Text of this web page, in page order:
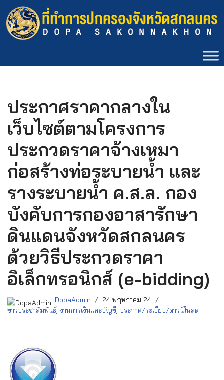
Skip
to
ประกาศราคากลางใน
เว็บไซต์ตามโครงการ
ประกวดราคาจ้างเหมา
ก่อสร้างท่อระบายน้ำ และ
รางระบายน้ำ ค.ส.ล. กอง
บังคับการกองอาสารักษา
ดินแดนจังหวัดสกลนคร
ด้วยวิธีประกวดราคา
อิเล็กทรอนิกส์ (e-bidding)
DopaAdmin
24 พฤษภาคม 24
ข่าวประชาสัมพันธ์, งานการเงินและบัญชี ประกาศ/ระเบียบ/ดาวน์โหลด